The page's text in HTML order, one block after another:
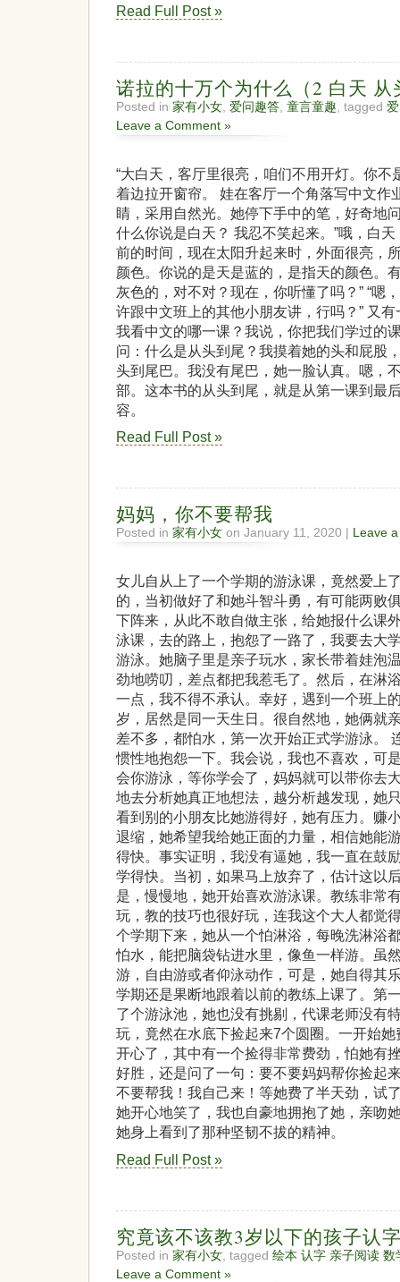
Read Full Post »
诺拉的十万个为什么（2 白天 从
Posted in 家有小女, 爱问趣答, 童言童趣, tagged
Leave a Comment »
“大白天，客厅里很亮，咱们不用开灯。你不
着边拉开窗帘。 娃在客厅一个角落写中文作
睛，采用自然光。她停下手中的笔，好奇地
什么你说是白天？ 我忍不笑起来。”哦，白
前的时间，现在太阳升起来时，外面很亮，
颜色。你说的是天是蓝的，是指天的颜色。
灰色的，对不对？现在，你听懂了吗？” “嗯
许跟中文班上的其他小朋友讲，行吗？” 又
我看中文的哪一课？我说，你把我们学过的
问：什么是从头到尾？我摸着她的头和屁股
头到尾巴。我没有尾巴，她一脸认真。嗯，
部。这本书的从头到尾，就是从第一课到最
容。
Read Full Post »
妈妈，你不要帮我
Posted in 家有小女 on January 11, 2020 | Leave
女儿自从上了一个学期的游泳课，竟然爱上
的，当初做好了和她斗智斗勇，有可能两败
下阵来，从此不敢自做主张，给她报什么课
泳课，去的路上，抱怨了一路了，我要去大
游泳。她脑子里是亲子玩水，家长带着娃泡
劲地唠叨，差点都把我惹毛了。然后，在淋
一点，我不得不承认。幸好，遇到一个班上
岁，居然是同一天生日。很自然地，她俩就
差不多，都怕水，第一次开始正式学游泳。
惯性地抱怨一下。我会说，我也不喜欢，可
会你游泳，等你学会了，妈妈就可以带你去
地去分析她真正地想法，越分析越发现，她
看到别的小朋友比她游得好，她有压力。赚
退缩，她希望我给她正面的力量，相信她能
得快。事实证明，我没有逼她，我一直在鼓
学得快。当初，如果马上放弃了，估计这以
是，慢慢地，她开始喜欢游泳课。教练非常
玩，教的技巧也很好玩，连我这个大人都觉
个学期下来，她从一个怕淋浴，每晚洗淋浴
怕水，能把脑袋钻进水里，像鱼一样游。虽
游，自由游或者仰泳动作，可是，她自得其
学期还是果断地跟着以前的教练上课了。第
了个游泳池，她也没有挑剔，代课老师没有
玩，竟然在水底下捡起来7个圆圈。一开始
开心了，其中有一个捡得非常费劲，怕她有
好胜，还是问了一句：要不要妈妈帮你捡起
不要帮我！我自己来！等她费了半天劲，试
她开心地笑了，我也自豪地拥抱了她，亲吻
她身上看到了那种坚韧不拔的精神。
Read Full Post »
究竟该不该教3岁以下的孩子认
Posted in 家有小女 , tagged 绘本 认字 亲子阅读 数
Leave a Comment »